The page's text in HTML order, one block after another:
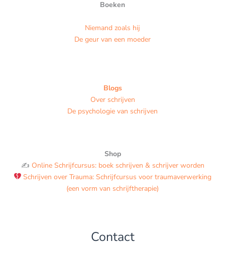
Boeken
Niemand zoals hij
De geur van een moeder
Blogs
Over schrijven
De psychologie van schrijven
Shop
✍️ Online Schrijfcursus: boek schrijven & schrijver worden
Schrijven over Trauma: Schrijfcursus voor traumaverwerking
(een vorm van schrijftherapie)
Contact